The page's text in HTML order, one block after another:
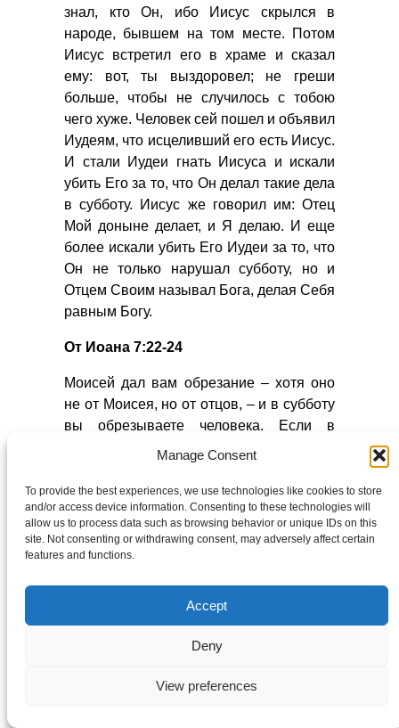
Manage Consent
To provide the best experiences, we use technologies like cookies to store
and/or access device information. Consenting to these technologies will
allow us to process data such as browsing behavior or unique IDs on this
site. Not consenting or withdrawing consent, may adversely affect certain
features and functions.
Accept
Deny
View preferences
знал, кто Он, ибо Иисус скрылся в
народе, бывшем на том месте. Потом
Иисус встретил его в храме и сказал
ему: вот, ты выздоровел; не греши
больше, чтобы не случилось с тобою
чего хуже. Человек сей пошел и объявил
Иудеям, что исцеливший его есть Иисус.
И стали Иудеи гнать Иисуса и искали
убить Его за то, что Он делал такие дела
в субботу. Иисус же говорил им: Отец
Мой доныне делает, и Я делаю. И еще
более искали убить Его Иудеи за то, что
Он не только нарушал субботу, но и
Отцем Своим называл Бога, делая Себя
равным Богу.
От Иоана 7:22-24
Моисей дал вам обрезание – хотя оно
не от Моисея, но от отцов, – и в субботу
вы обрезываете человека. Если в
субботу принимает человек обрезание,
на Меня ли негодуете за то, что Я всего
человека исцелил в субботу? Не судите
по наружности, но судите судом
праведным.
От Иоана 9:14
А была суббота, когда Иисус сделал
брение и отверз ему очи.
Деяния 13:42-44